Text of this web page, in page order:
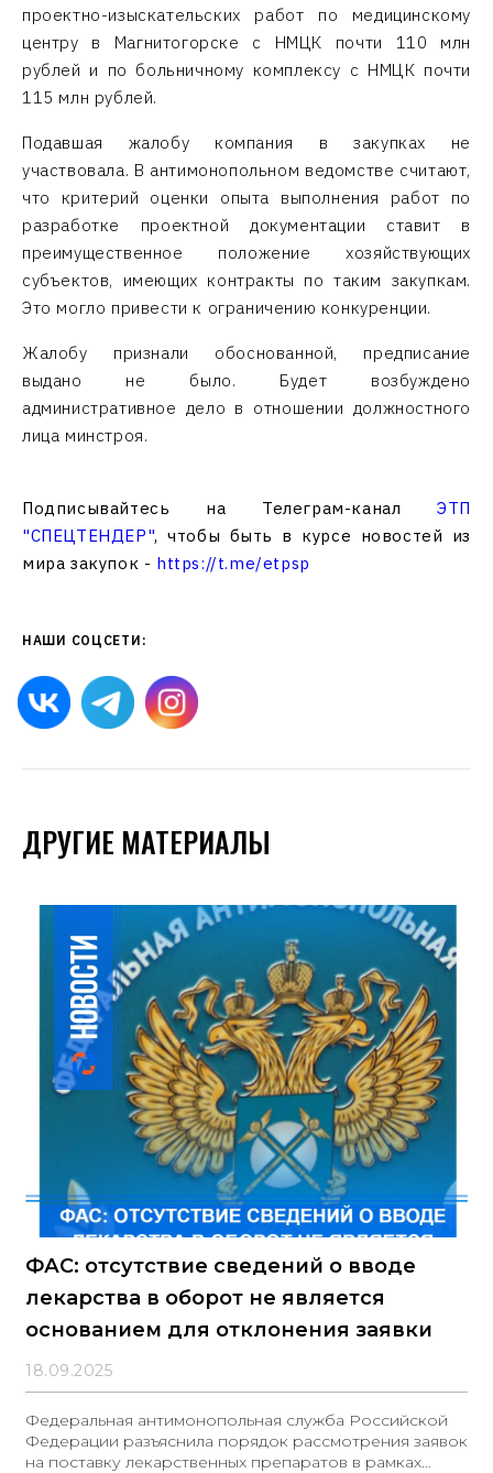
проектно-изыскательских работ по медицинскому
центру в Магнитогорске с НМЦК почти 110 млн
рублей и по больничному комплексу с НМЦК почти
115 млн рублей.
Подавшая жалобу компания в закупках не
участвовала. В антимонопольном ведомстве считают,
что критерий оценки опыта выполнения работ по
разработке проектной документации ставит в
преимущественное положение хозяйствующих
субъектов, имеющих контракты по таким закупкам.
Это могло привести к ограничению конкуренции.
Жалобу признали обоснованной, предписание
выдано не было. Будет возбуждено
административное дело в отношении должностного
лица минстроя.
Подписывайтесь на Телеграм-каналЭТП
"СПЕЦТЕНДЕР", чтобы быть в курсе новостей из
мира закупок - https://t.me/etpsp
НАШИ СОЦСЕТИ:
ДРУГИЕ МАТЕРИАЛЫ
ФАС: отсутствие сведений о вводе
лекарства в оборот не является
основанием для отклонения заявки
18.09.2025
Федеральная антимонопольная служба Российской
Федерации разъяснила порядок рассмотрения заявок
на поставку лекарственных препаратов в рамках